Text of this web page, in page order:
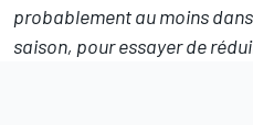
probablement au moins
saison, pour essayer de